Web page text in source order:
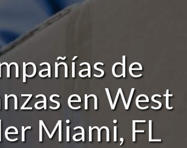
de
en West
Miami, FL